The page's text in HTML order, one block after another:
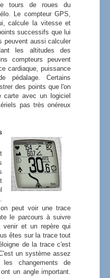
tours de roues du
Le compteur GPS,
calcule la vitesse et
successifs que lui
peuvent aussi calculer
les altitudes des
compteurs peuvent
cardiaque, puissance
pédalage. Certains
des points que l'on
carte avec un logiciel
pas très onéreux
peut voir une trace
le parcours à suivre
et un repère qui
êtes sur la trace tout
de la trace c'est
un système assez
changements de
un angle important.